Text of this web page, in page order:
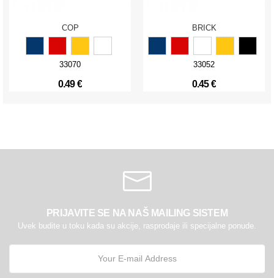
COP
33070
0.49 €
BRICK
33052
0.45 €
PRIJAVITE SE NA NAŠ MAILING SISTEM
Uvek budite u toku kada su akcije, rasprodaje ili specijalne ponude.